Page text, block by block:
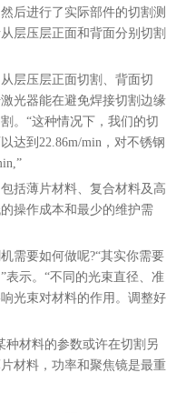
后进行了实际部件的切割测
层压层正面和背面分别切割
层压层正面切割、背面切
光器能在避免焊接切割边缘
。“这种情况下，我们的切
达到22.86m/min，对不锈钢
括薄片材料、复合材料及高
操作成本和最少的维护需
需要如何做呢?“其实你需要
表示。“不同的光束直径、准
光束对材料的作用。调整好
种材料的参数或许在切割另
材料，功率和聚焦镜是最重